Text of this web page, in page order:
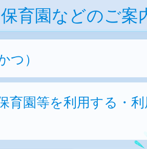
育園などのご案
つ）
育園等を利用する・